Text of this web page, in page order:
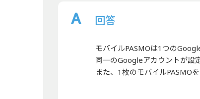
回答
モバイルPASMOは1つの
同一のGoogleアカウントが設
また、1枚のモバイルPASMO